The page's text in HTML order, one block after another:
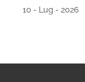
10 - Lug - 2026